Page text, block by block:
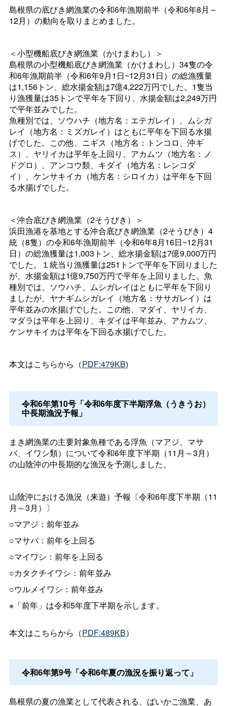
島根県の底びき網漁業の令和6年漁期前半（令和6年8月～
12月）の動向を取りまとめました。
＜小型機船底びき網漁業（かけまわし）＞
島根県の小型機船底びき網漁業（かけまわし）34隻の令
和6年漁期前半（令和6年9月1日~12月31日）の総漁獲量
は1,156トン、総水揚金額は7億4,222万円でした。1隻当
り漁獲量は35トンで平年を下回り、水揚金額は2,249万円
で平年並みでした。
魚種別では、ソウハチ（地方名：エテガレイ）、ムシガ
レイ（地方名：ミズガレイ）はともに平年を下回る水揚
げでした。この他、ニギス（地方名：トンコロ、沖ギ
ス）、ヤリイカは平年を上回り、アカムツ（地方名：ノ
ドグロ）、アンコウ類、キダイ（地方名：レンコダ
イ）、ケンサキイカ（地方名：シロイカ）は平年を下回
る水揚げでした。
＜沖合底びき網漁業（2そうびき）＞
浜田漁港を基地とする沖合底びき網漁業（2そうびき）4
統（8隻）の令和6年漁期前半（令和6年8月16日~12月31
日）の総漁獲量は1,003トン、総水揚金額は7億9,000万円
でした。１統当り漁獲量は251トンで平年を下回りました
が、水揚金額は1億9,750万円で平年を上回りました。魚
種別では、ソウハチ、ムシガレイはともに平年を下回り
ましたが、ヤナギムシガレイ（地方名：ササガレイ）は
平年並みの水揚げでした。この他、マダイ、ヤリイカ、
マダラは平年を上回り、キダイは平年並み、アカムツ、
ケンサキイカは平年を下回る水揚げでした。
本文はこちらから（PDF:479KB)
令和6年第10号「令和6年度下半期浮魚（うきうお）
中長期漁況予報」
まき網漁業の主要対象魚種である浮魚（マアジ、マサ
バ、イワシ類）について令和6年度下半期（11月～3月）
の山陰沖の中長期的な漁況を予測しました。
山陰沖における漁況（来遊）予報〔令和6年度下半期（11
月～3月）〕
○マアジ：前年並み
○マサバ：前年を上回る
○マイワシ：前年を上回る
○カタクチイワシ：前年並み
○ウルメイワシ：前年並み
※「前年」は令和5年度下半期を示します。
本文はこちらから（PDF:489KB）
令和6年第9号「令和6年夏の漁況を振り返って」
島根県の夏の漁業として代表される、ばいかご漁業、あ